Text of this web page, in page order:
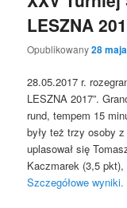
LESZNA
Opublikowany28
28.05.2017 r.
LESZNA 2017”.
rund, tempem 15
były też trzy osoby
uplasował się
Kaczmarek (3,5 pkt),
Szczegółowe wyniki.